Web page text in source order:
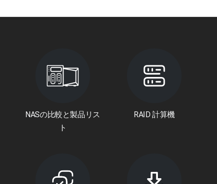
NASの比較と製品リス
ト
RAID 計算機